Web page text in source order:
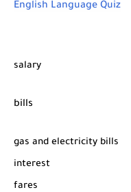
English Language Quiz
salary
bills
gas and electricity bills
interest
fares